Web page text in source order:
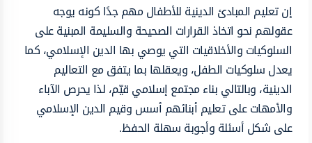
إن تعليم المبادئ الدينية للأطفال مهم جدًا كونه يوجه
عقولهم نحو اتخاذ القرارات الصحيحة والسليمة المبنية على
السلوكيات والأخلاقيات التي يوصي بها الدين الإسلامي، كما
يعدل سلوكيات الطفل، ويعقلها بما يتفق مع التعاليم
الدينية، وبالتالي بناء مجتمع إسلامي قيّم، لذا يحرص الآباء
والأمهات على تعليم أبنائهم أسس وقيم الدين الإسلامي
على شكل أسئلة وأجوبة سهلة الحفظ.